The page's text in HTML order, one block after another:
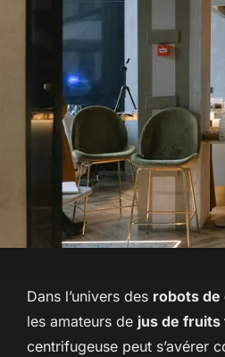
Dans l’univers des robots de
les amateurs de jus de fruits
centrifugeuse peut s’avérer